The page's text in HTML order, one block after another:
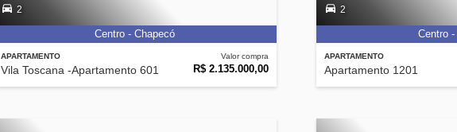
APARTAMENTO
Vila Toscana -Apartamento 601
Valor compra
R$ 2.135.000,00
2
Centro - Chapecó
APARTAMENTO
Apartamento 1201
2
Centro